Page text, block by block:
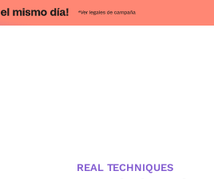
REAL TECHNIQUES